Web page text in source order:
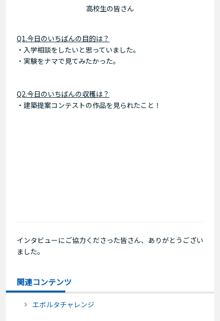
高校生の皆さん
Q1.今日のいちばんの目的は？
・入学相談をしたいと思っていました。
・実験をナマで見てみたかった。
Q2.今日のいちばんの収穫は？
・建築提案コンテストの作品を見られたこと！
インタビューにご協力くださった皆さん、ありがとうござい
ました。
関連コンテンツ
エボルタチャレンジ